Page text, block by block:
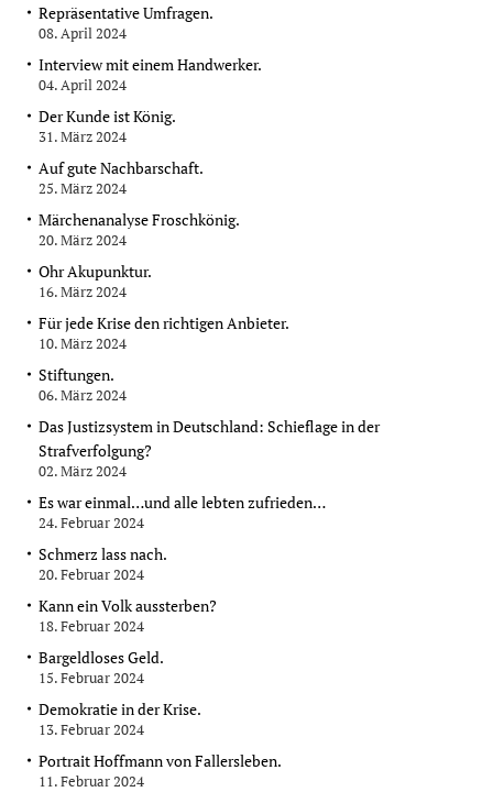
Repräsentative Umfragen.
08. April 2024
Interview mit einem Handwerker.
04. April 2024
Der Kunde ist König.
31. März 2024
Auf gute Nachbarschaft.
25. März 2024
Märchenanalyse Froschkönig.
20. März 2024
Ohr Akupunktur.
16. März 2024
Für jede Krise den richtigen Anbieter.
10. März 2024
Stiftungen.
06. März 2024
Das Justizsystem in Deutschland: Schieflage in der
Strafverfolgung?
02. März 2024
Es war einmal…und alle lebten zufrieden…
24. Februar 2024
Schmerz lass nach.
20. Februar 2024
Kann ein Volk aussterben?
18. Februar 2024
Bargeldloses Geld.
15. Februar 2024
Demokratie in der Krise.
13. Februar 2024
Portrait Hoffmann von Fallersleben.
11. Februar 2024